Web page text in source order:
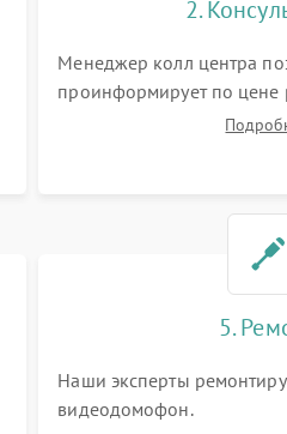
2.
Менеджер колл центра
проинформирует по цене
видеодомофона а также
5.
Наши эксперты
видеодомофон.